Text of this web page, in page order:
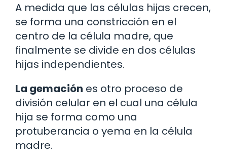
A medida que las células hijas crecen,
se forma una constricción en el
centro de la célula madre, que
finalmente se divide en dos células
hijas independientes.
La gemación es otro proceso de
división celular en el cual una célula
hija se forma como una
protuberancia o yema en la célula
madre.